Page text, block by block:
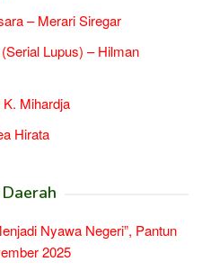
– Merari Siregar
Lupus) – Hilman
Mihardja
Hirata
Nyawa Negeri”, Pantun
2025